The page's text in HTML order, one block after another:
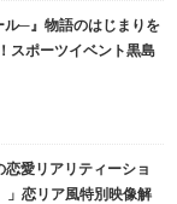
─』物語のはじまりを
スポーツイベント黒島
愛リアリティーショ
」恋リア風特別映像解